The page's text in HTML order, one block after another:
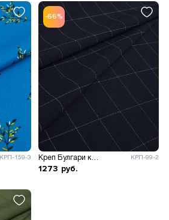
КРП-159-3
-66%
КРП-99-2
1273 руб.